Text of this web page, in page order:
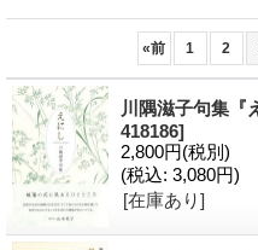
«前 1 2
川隅滋子句集『
418186]
2,800円(税別)
(税込: 3,080円)
[在庫あり]